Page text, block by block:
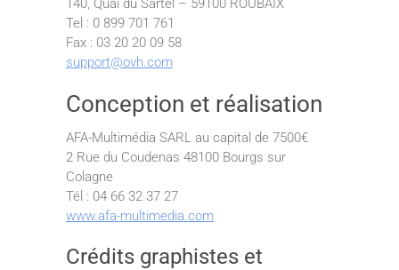
140, Quai du Sartel – 59100 ROUBAIX
Tel : 0 899 701 761
Fax : 03 20 20 09 58
support@ovh.com
Conception et réalisation
AFA-Multimédia SARL au capital de 7500€
2 Rue du Coudenas 48100 Bourgs sur
Colagne
Tél : 04 66 32 37 27
www.afa-multimedia.com
Crédits graphistes et